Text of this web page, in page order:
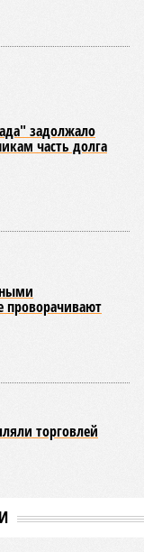
задолжало
часть долга
проворачивают
торговлей